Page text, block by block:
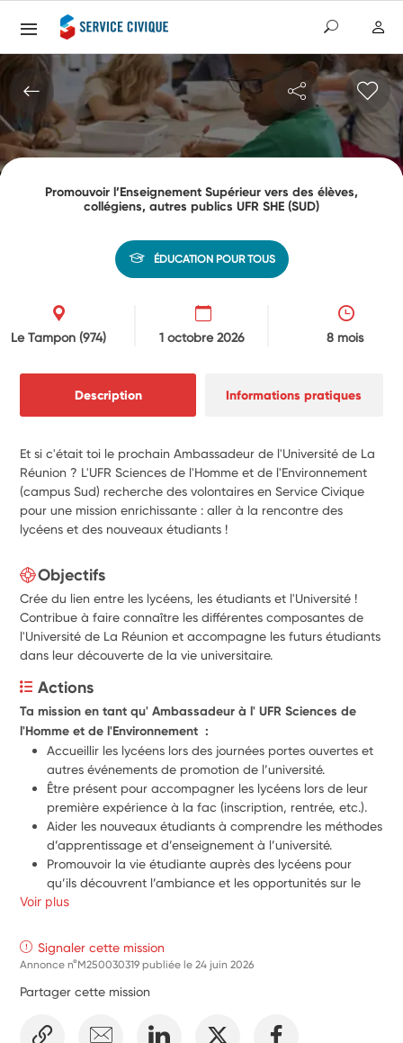
Promouvoir l’Enseignement Supérieur vers des élèves,
collégiens, autres publics UFR SHE (SUD)
ÉDUCATION POUR TOUS
Le Tampon (974) 1 octobre 2026 8 mois
Description Informations pratiques
Et si c'était toi le prochain Ambassadeur de l'Université de La
Réunion ? L'UFR Sciences de l'Homme et de l'Environnement
(campus Sud) recherche des volontaires en Service Civique
pour une mission enrichissante : aller à la rencontre des
lycéens et des nouveaux étudiants !
Objectifs
Crée du lien entre les lycéens, les étudiants et l'Université !
Contribue à faire connaître les différentes composantes de
l'Université de La Réunion et accompagne les futurs étudiants
dans leur découverte de la vie universitaire.
Actions
Ta mission en tant qu' Ambassadeur à l' UFR Sciences de
l'Homme et de l'Environnement  :
Accueillir les lycéens lors des journées portes ouvertes et
autres événements de promotion de l’université.
Être présent pour accompagner les lycéens lors de leur
première expérience à la fac (inscription, rentrée, etc.).
Aider les nouveaux étudiants à comprendre les méthodes
d’apprentissage et d’enseignement à l’université.
Promouvoir la vie étudiante auprès des lycéens pour
qu’ils découvrent l’ambiance et les opportunités sur le
campus.
outils de communication existants et en proposant tes
idées.
Voir plus
Signaler cette mission
Annonce n°M250030319 publiée le24 juin 2026
Partager cette mission